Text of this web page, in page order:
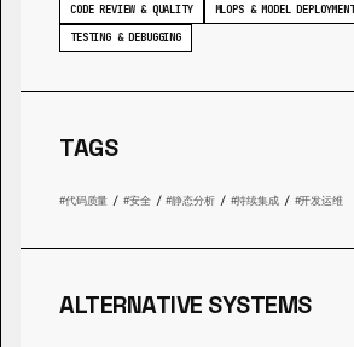
CODE REVIEW & QUALITY
MLOPS & MODEL DEPLOYMENT
TESTING & DEBUGGING
TAGS
代码质量 / 安全 / 静态分析 / 持续集成 / 开发运维
ALTERNATIVE SYSTEMS